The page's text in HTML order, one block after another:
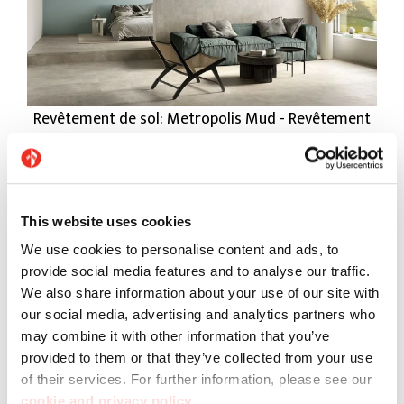
This website uses cookies
We use cookies to personalise content and ads, to
provide social media features and to analyse our traffic.
We also share information about your use of our site with
our social media, advertising and analytics partners who
may combine it with other information that you’ve
provided to them or that they’ve collected from your use
of their services. For further information, please see our
Revêtement de sol: Metropolis Mud - Revêtement
mural : Atelier Fiordaliso, Metropolis Mud